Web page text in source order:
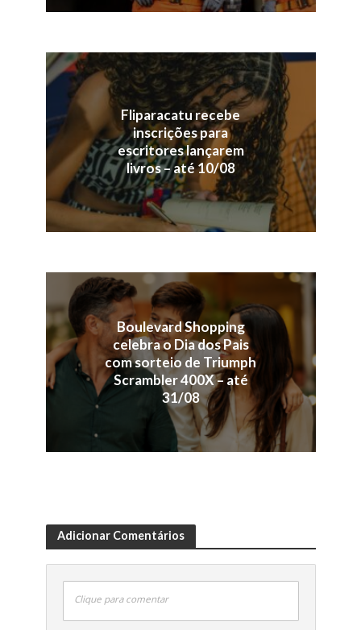
Fliparacatu recebe
inscrições para
escritores lançarem
livros – até 10/08
Boulevard Shopping
celebra o Dia dos Pais
com sorteio de Triumph
Scrambler 400X – até
31/08
Adicionar Comentários
Clique para comentar